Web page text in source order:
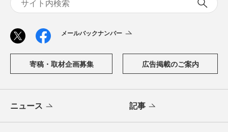
メールバックナンバー
寄稿・取材企画募集 広告掲載のご案内
ニュース 記事